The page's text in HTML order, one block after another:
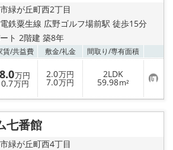
緑が丘町西2丁目
鉄粟生線 広野ゴルフ場前駅 徒歩15分
ト 2階建 築8年
賃/共益費 敷金/礼金 間取り/専有面積
8.0万円
0.7万円
2.0万円
7.0万円
2LDK
59.98m² お
気
に
り
七番館
緑が丘町西4丁目